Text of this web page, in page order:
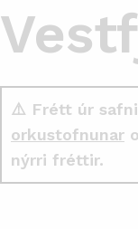
⚠️ Frétt úr
orkustofnunar
nýrri fréttir.